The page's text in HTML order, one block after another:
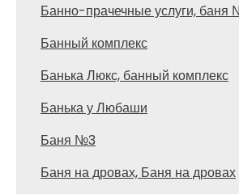
Банно-прачечные услуги, баня
Банный комплекс
Банька Люкс, банный комплекс
Банька у Любаши
Баня №3
Баня на дровах, Баня на дровах